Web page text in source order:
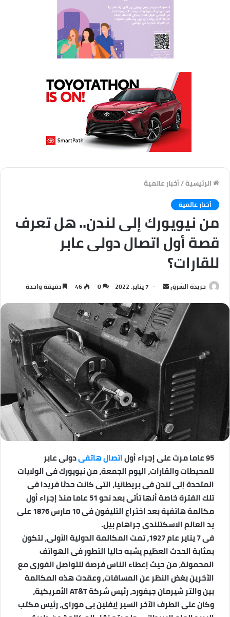
الرئيسية/أخبار عالمية
أخبار عالمية
من نيويورك إلى لندن.. هل تعرف
قصة أول اتصال دولى عابر
للقارات؟
جريدة الشرق
س
ل
ب
ر
ي
د
ا
ك
ت
و
ن
ي
ا
7 يناير، 2022 0
46 دقيقة واحدة
95 عاما مرت على إجراء أول اتصال هاتفىدولى عابر
للمحيطات والقارات، اليوم الجمعة، من نيويورك فى الولايات
المتحدة إلى لندن فى بريطانيا، التى كانت حدثا فريدا فى
تلك الفترة خاصة أنها تأتى بعد نحو 51 عاما منذ إجراء أول
مكالمة هاتفية بعد اختراع التليفون فى 10 مارس 1876 على
يد العالم الاسكتلندى جراهام بيل.
فى 7 يناير عام 1927، تمت المكالمة الدولية الأولى، لتكون
بمثابة الحدث العظيم يشبه حاليا التطور فى الهواتف
المحمولة، من حيث إعطاء الناس فرصة للتواصل الفورى مع
الآخرين بغض النظر عن المسافات، وعقدت هذه المكالمة
بين والتر شيرمان جيفورد، رئيس شركةAT&Tالأمريكية،
وكان على الطرف الآخر السير إيفلين بى موراى، رئيس مكتب